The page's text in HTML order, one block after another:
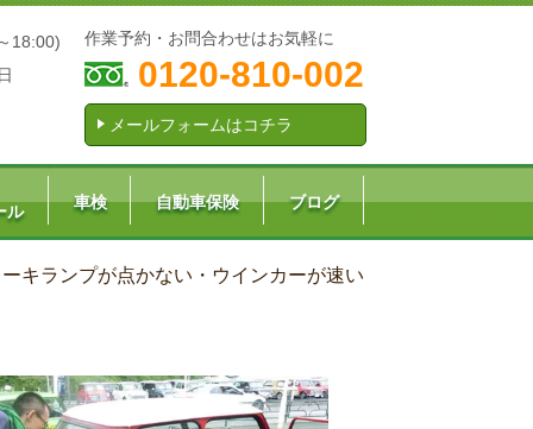
18:00)
作業予約・お問合わせはお気軽に
0120-810-002
メールフォームはコチラ
ル
車検 自動車保険 ブログ
キランプが点かない・ウインカーが速い